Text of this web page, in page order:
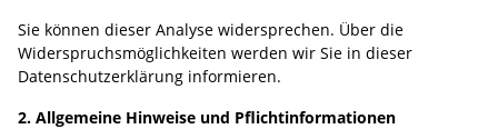
Sie können dieser Analyse widersprechen. Über die
Widerspruchsmöglichkeiten werden wir Sie in dieser
Datenschutzerklärung informieren.
2. Allgemeine Hinweise und Pflichtinformationen